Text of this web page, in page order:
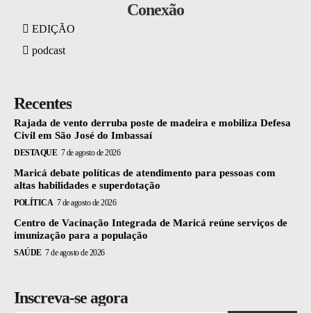
Conexão
EDIÇÃO
podcast
Recentes
Rajada de vento derruba poste de madeira e mobiliza Defesa
Civil em São José do Imbassaí
DESTAQUE 7 de agosto de 2026
Maricá debate políticas de atendimento para pessoas com
altas habilidades e superdotação
POLÍTICA 7 de agosto de 2026
Centro de Vacinação Integrada de Maricá reúne serviços de
imunização para a população
SAÚDE 7 de agosto de 2026
Inscreva-se agora